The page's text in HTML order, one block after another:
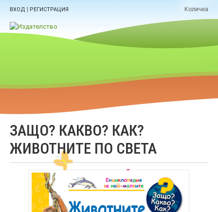
ВХОД | РЕГИСТРАЦИЯ Количка
ЗАЩО? КАКВО? КАК?
ЖИВОТНИТЕ ПО СВЕТА